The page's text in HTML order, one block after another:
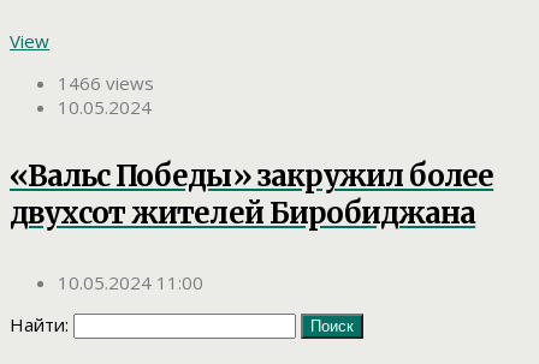
View
1466 views
10.05.2024
«Вальс Победы» закружил более
двухсот жителей Биробиджана
10.05.2024 11:00
Найти: